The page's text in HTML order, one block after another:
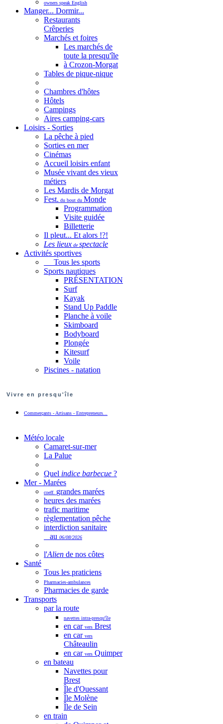
owners speak English
Manger... Dormir...
Restaurants
Crêperies
Marchés et foires
Les marchés de
toute la presqu'île
à Crozon-Morgat
Tables de pique-nique
Chambres d'hôtes
Hôtels
Campings
Aires camping-cars
Loisirs - Sorties
La pêche à pied
Sorties en mer
Cinémas
Accueil loisirs enfant
Musée vivant des vieux
métiers
Les Mardis de Morgat
Fest. du bout du Monde
Programmation
Visite guidée
Billetterie
Il pleut... Et alors !?!
Les lieux despectacle
Activités sportives
Tous les sports
Sports nautiques
PRÉSENTATION
Surf
Kayak
Stand Up Paddle
Planche à voile
Skimboard
Bodyboard
Plongée
Kitesurf
Voile
Piscines - natation
Vivre en presqu'île
Commerçants - Artisans - Entrepreneurs...
Météo locale
Camaret-sur-mer
La Palue
Quel indice barbecue ?
Mer - Marées
coeff. grandes marées
heures des marées
trafic maritime
règlementation pêche
interdiction sanitaire
au 06/08/2026
l'Alien de nos côtes
Santé
Tous les praticiens
Pharmacies-ambulances
Pharmacies de garde
Transports
par la route
navettes intra-presqu'île
en car vers Brest
en car vers
Châteaulin
en car vers Quimper
en bateau
Navettes pour
Brest
Île d'Ouessant
Île Molène
Île de Sein
en train